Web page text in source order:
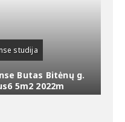
studija
Butas Bitėnų g.
5m2 2022m